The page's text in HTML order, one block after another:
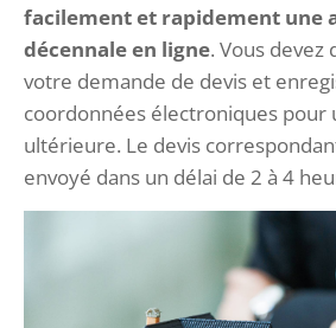
facilement et rapidement une
décennale en ligne. Vous devez
votre demande de devis et
coordonnées électroniques pour
ultérieure. Le devis
envoyé dans un délai de 2 à 4